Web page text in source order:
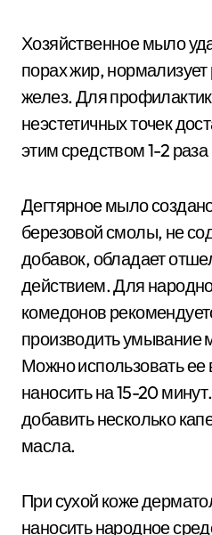
Хозяйственное мыло
порах жир,
желез. Для
неэстетичных точек
этим средством 1-2
Дегтярное мыло
березовой смолы, не
добавок, обладает
действием. Для
комедонов
производить умывание
Можно использовать ее
наносить на 15-20
добавить несколько
масла.
При сухой коже
наносить народное